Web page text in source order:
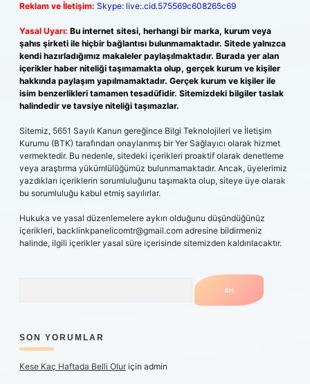
Reklam ve İletişim: Skype: live:.cid.575569c608265c69
Yasal Uyarı: Bu internet sitesi, herhangi bir marka, kurum veya
şahıs şirketi ile hiçbir bağlantısı bulunmamaktadır. Sitede yalnızca
kendi hazırladığımız makaleler paylaşılmaktadır. Burada yer alan
içerikler haber niteliği taşımamakta olup, gerçek kurum ve kişiler
hakkında paylaşım yapılmamaktadır. Gerçek kurum ve kişiler ile
isim benzerlikleri tamamen tesadüfidir. Sitemizdeki bilgiler taslak
halindedir ve tavsiye niteliği taşımazlar.
Sitemiz, 5651 Sayılı Kanun gereğince Bilgi Teknolojileri ve İletişim
Kurumu (BTK) tarafından onaylanmış bir Yer Sağlayıcı olarak hizmet
vermektedir. Bu nedenle, sitedeki içerikleri proaktif olarak denetleme
veya araştırma yükümlülüğümüz bulunmamaktadır. Ancak, üyelerimiz
yazdıkları içeriklerin sorumluluğunu taşımakta olup, siteye üye olarak
bu sorumluluğu kabul etmiş sayılırlar.
Hukuka ve yasal düzenlemelere aykırı olduğunu düşündüğünüz
içerikleri, backlinkpanelicomtr@gmail.com adresine bildirmeniz
halinde, ilgili içerikler yasal süre içerisinde sitemizden kaldırılacaktır.
SON YORUMLAR
Kese Kaç Haftada Belli Oluriçin admin